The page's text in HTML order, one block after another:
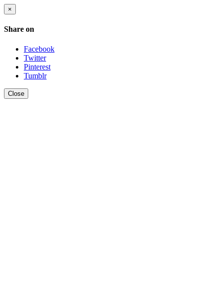
×
Share on
Facebook
Twitter
Pinterest
Tumblr
Close